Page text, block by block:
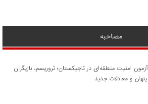
مصاحبه
آزمون امنیت منطقه‌ای در تاجیکستان؛ تروریسم، بازیگران
پنهان و معادلات جدید